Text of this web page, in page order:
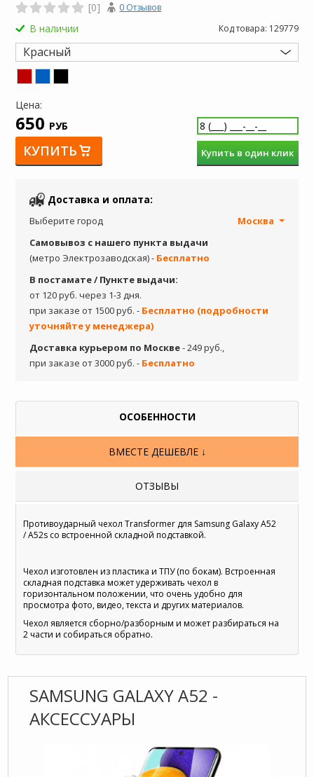
[0] 0 Отзывов
В наличии Код товара: 129779
Красный
Цена:
650 РУБ
КУПИТЬ Купить в один клик
Доставка и оплата:
Выберите город
Москва
Самовывоз с нашего пункта выдачи
(метро Электрозаводская) - Бесплатно
В постамате / Пункте выдачи:
от 120 руб. через 1-3 дня.
при заказе от 1500 руб. - Бесплатно (подробности
уточняйте у менеджера)
Доставка курьером по Москве- 249 руб.,
при заказе от 3000 руб. - Бесплатно
ОСОБЕННОСТИ
ВМЕСТЕ ДЕШЕВЛЕ ↓
ОТЗЫВЫ
Противоударный чехол Transformer для Samsung Galaxy A52
/ A52s со встроенной складной подставкой.
Чехол изготовлен из пластика и ТПУ (по бокам). Встроенная
складная подставка может удерживать чехол в
горизонтальном положении, что очень удобно для
просмотра фото, видео, текста и других материалов.
Чехол является сборно/разборным и может разбираться на
2 части и собираться обратно.
SAMSUNG GALAXY A52 -
АКСЕССУАРЫ